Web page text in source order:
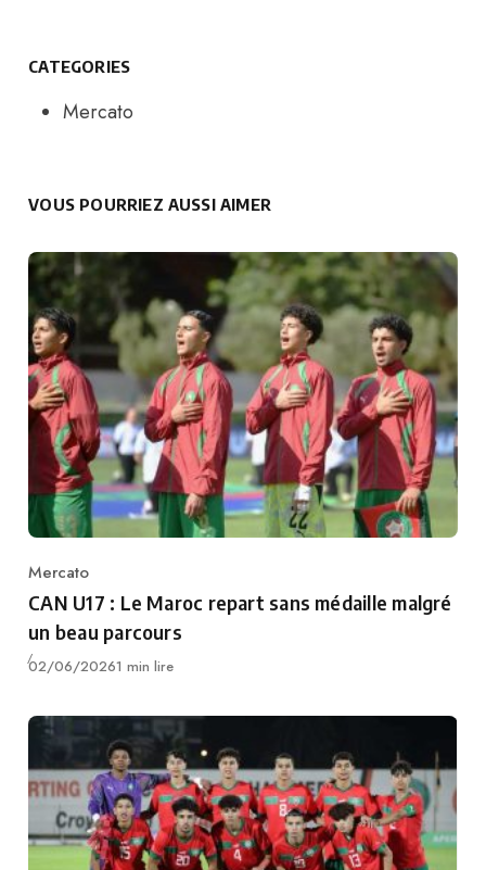
CATEGORIES
Mercato
VOUS POURRIEZ AUSSI AIMER
Category
Mercato
CAN U17 : Le Maroc repart sans médaille malgré
un beau parcours
Publié
02/06/20261 min lire